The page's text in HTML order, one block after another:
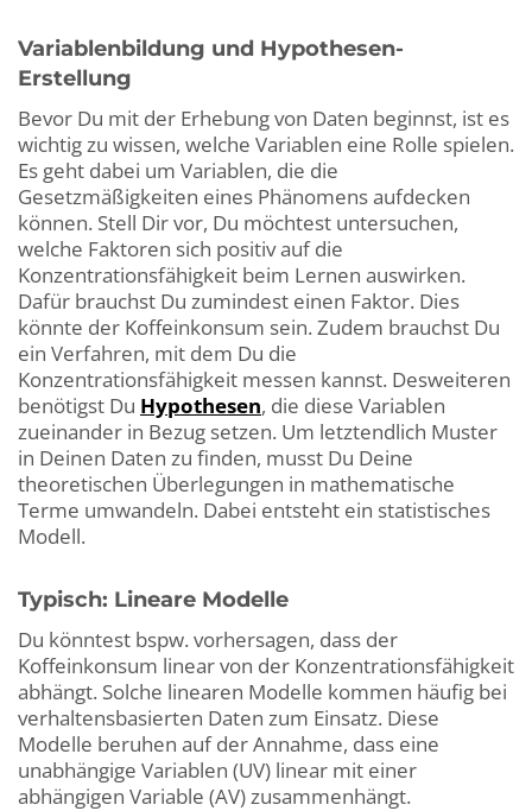
Variablenbildung und Hypothesen-
Erstellung
Bevor Du mit der Erhebung von Daten beginnst, ist es
wichtig zu wissen, welche Variablen eine Rolle spielen.
Es geht dabei um Variablen, die die
Gesetzmäßigkeiten eines Phänomens aufdecken
können. Stell Dir vor, Du möchtest untersuchen,
welche Faktoren sich positiv auf die
Konzentrationsfähigkeit beim Lernen auswirken.
Dafür brauchst Du zumindest einen Faktor. Dies
könnte der Koffeinkonsum sein. Zudem brauchst Du
ein Verfahren, mit dem Du die
Konzentrationsfähigkeit messen kannst. Desweiteren
benötigst Du Hypothesen, die diese Variablen
zueinander in Bezug setzen. Um letztendlich Muster
in Deinen Daten zu finden, musst Du Deine
theoretischen Überlegungen in mathematische
Terme umwandeln. Dabei entsteht ein statistisches
Modell.
Typisch: Lineare Modelle
Du könntest bspw. vorhersagen, dass der
Koffeinkonsum linear von der Konzentrationsfähigkeit
abhängt. Solche linearen Modelle kommen häufig bei
verhaltensbasierten Daten zum Einsatz. Diese
Modelle beruhen auf der Annahme, dass eine
unabhängige Variablen (UV) linear mit einer
abhängigen Variable (AV) zusammenhängt.